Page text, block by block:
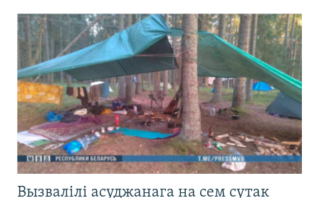
Вызвалілі асуджанага на сем сутак